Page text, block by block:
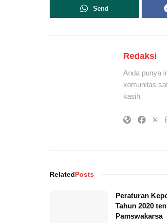
Send
Redaksi
Anda punya
komunitas
kasih
RelatedPosts
Peraturan
Tahun 2020
Pamswakarsa